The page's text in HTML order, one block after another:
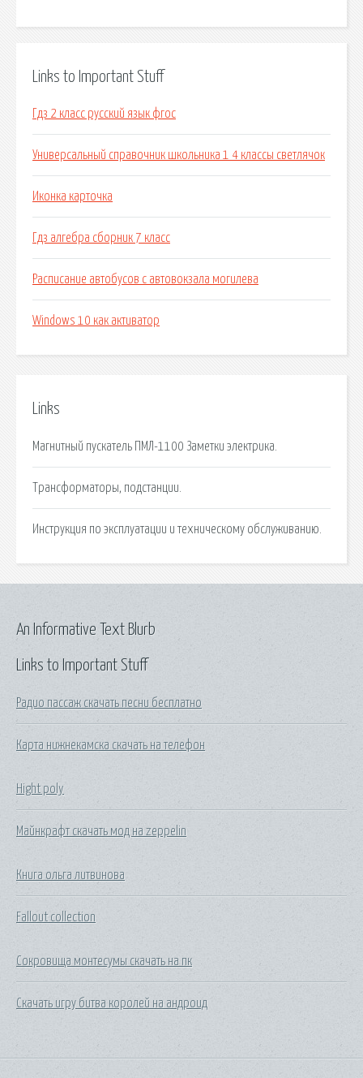
Links to Important Stuff
Гдз 2 класс русский язык фгос
Универсальный справочник школьника 1 4 классы светлячок
Иконка карточка
Гдз алгебра сборник 7 класс
Расписание автобусов с автовокзала могилева
Windows 10 как активатор
Links
Магнитный пускатель ПМЛ-1100 Заметки электрика.
Трансформаторы, подстанции.
Инструкция по эксплуатации и техническому обслуживанию.
Links to Important Stuff
Радио пассаж скачать песни бесплатно
Карта нижнекамска скачать на телефон
Hight poly
Майнкрафт скачать мод на zeppelin
Книга ольга литвинова
Fallout collection
Сокровища монтесумы скачать на пк
Скачать игру битва королей на андроид
An Informative Text Blurb